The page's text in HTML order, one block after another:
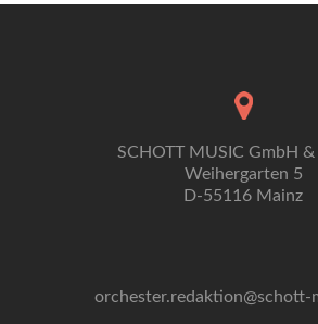
SCHOTT MUSIC GmbH &
Weihergarten 5
D-55116 Mainz
orchester.redaktion@schott-